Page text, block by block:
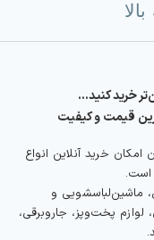
خرید کنید…
قیمت و کیفیت
خرید آنلاین انواع
است.
ماشین‌لباسشویی و
لوازم پخت‌وپز، جاروبرقی،